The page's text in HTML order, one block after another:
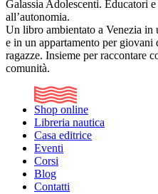
Galassia Adolescenti. Educatori
all’autonomia.
Un libro ambientato a Venezia
e in un appartamento per giovani
ragazze. Insieme per raccontare
comunità.
Shop online
Libreria nautica
Casa editrice
Eventi
Corsi
Blog
Contatti